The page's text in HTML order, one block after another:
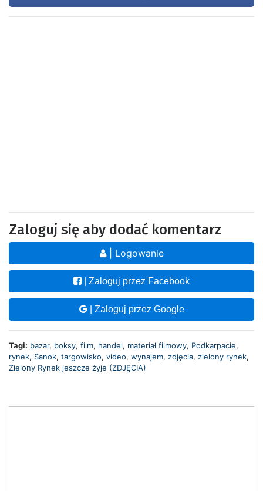
Zaloguj się aby dodać komentarz
| Logowanie
| Zaloguj przez Facebook
| Zaloguj przez Google
Tagi: bazar, boksy, film, handel, materiał filmowy, Podkarpacie,
rynek, Sanok, targowisko, video, wynajem, zdjęcia, zielony rynek,
Zielony Rynek jeszcze żyje (ZDJĘCIA)